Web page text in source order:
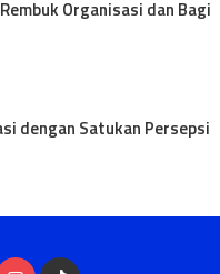
Organisasi dan Bagi
dengan Satukan Persepsi